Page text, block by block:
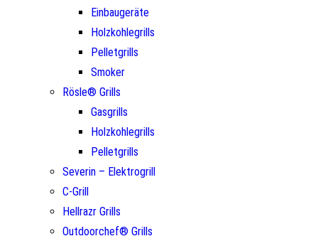
Einbaugeräte
Holzkohlegrills
Pelletgrills
Smoker
Rösle® Grills
Gasgrills
Holzkohlegrills
Pelletgrills
Severin – Elektrogrill
C-Grill
Hellrazr Grills
Outdoorchef® Grills